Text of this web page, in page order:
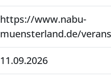
https://www.nabu-
muensterland.de/
11.09.2026